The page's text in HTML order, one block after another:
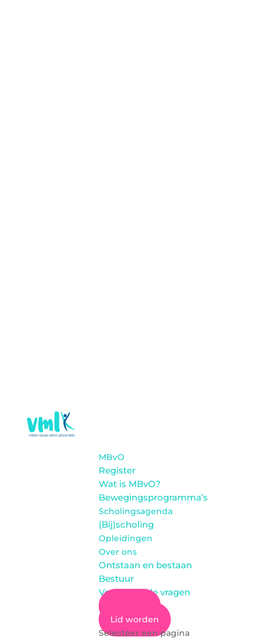
MBvO
Register
Wat is MBvO?
Bewegingsprogramma’s
Scholingsagenda
(Bij)scholing
Opleidingen
Over ons
Ontstaan en bestaan
Bestuur
Veel gestelde vragen
Lid worden
Selecteer een pagina